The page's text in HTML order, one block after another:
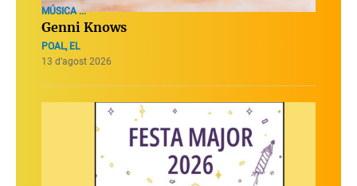
MÚSICA ...
Genni Knows
POAL, EL
13 d’agost 2026